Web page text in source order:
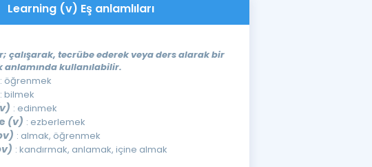
Learning (v) Eş anlamlıları
çalışarak, tecrübe ederek veya ders alarak bir
anlamında kullanılabilir.
: öğrenmek
: bilmek
: edinmek
(v) : ezberlemek
: almak, öğrenmek
: kandırmak, anlamak, içine almak